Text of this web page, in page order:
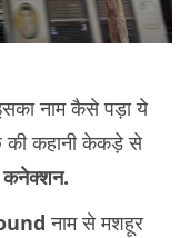
नाम कैसे पड़ा ये
की कहानी केकड़े से
कनेक्शन.
नाम से मशहूर